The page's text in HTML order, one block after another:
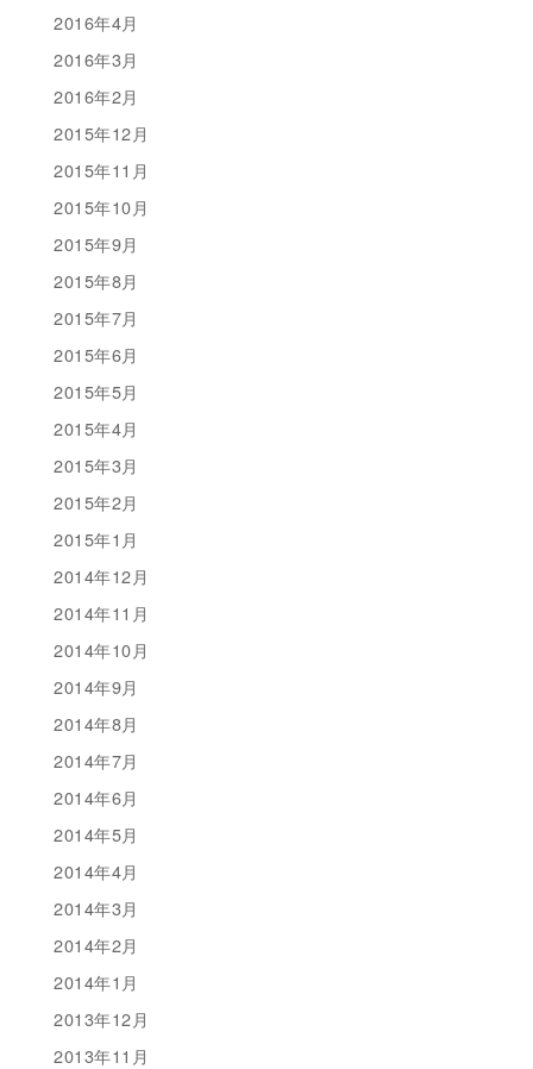
2016年4月
2016年3月
2016年2月
2015年12月
2015年11月
2015年10月
2015年9月
2015年8月
2015年7月
2015年6月
2015年5月
2015年4月
2015年3月
2015年2月
2015年1月
2014年12月
2014年11月
2014年10月
2014年9月
2014年8月
2014年7月
2014年6月
2014年5月
2014年4月
2014年3月
2014年2月
2014年1月
2013年12月
2013年11月